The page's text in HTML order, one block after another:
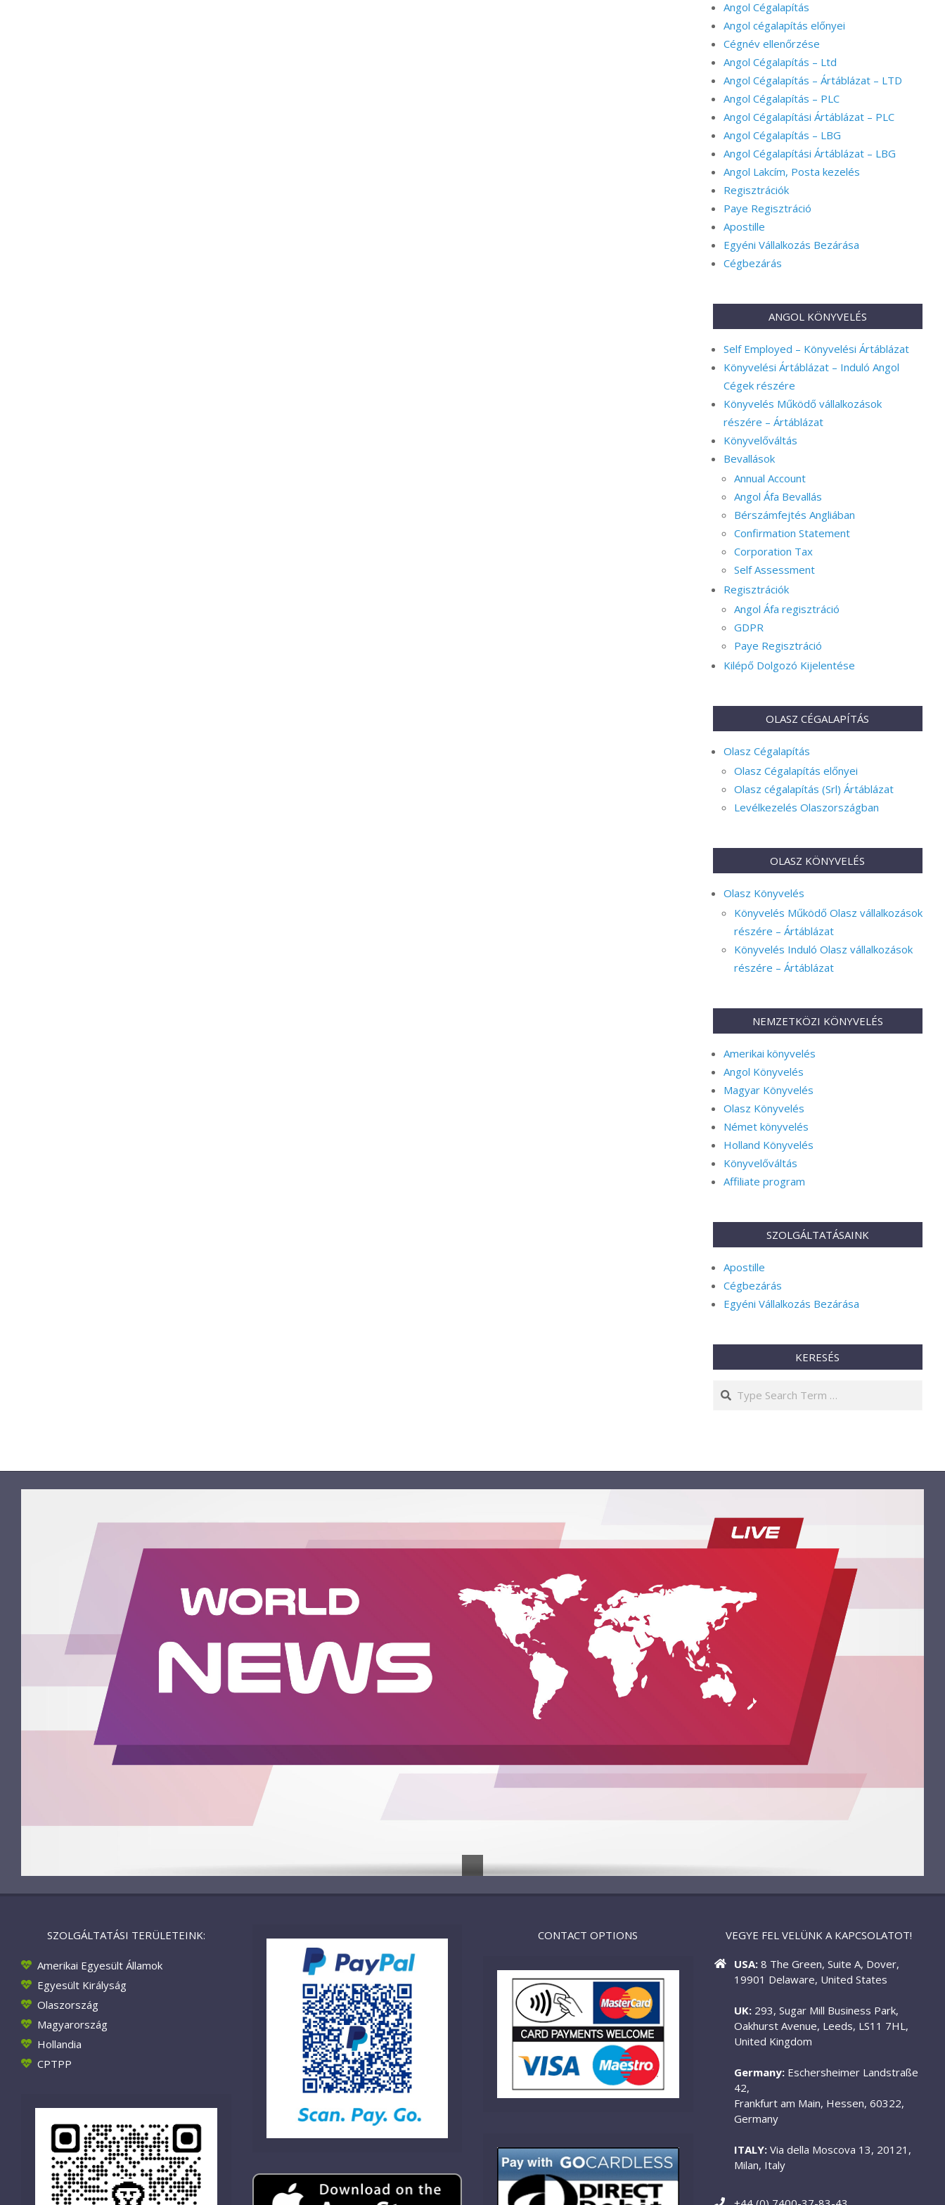
Angol Cégalapítás
Angol cégalapítás előnyei
Cégnév ellenőrzése
Angol Cégalapítás – Ltd
Angol Cégalapítás – Ártáblázat – LTD
Angol Cégalapítás – PLC
Angol Cégalapítási Ártáblázat – PLC
Angol Cégalapítás – LBG
Angol Cégalapítási Ártáblázat – LBG
Angol Lakcím, Posta kezelés
Regisztrációk
Paye Regisztráció
Apostille
Egyéni Vállalkozás Bezárása
Cégbezárás
ANGOL KÖNYVELÉS
Self Employed – Könyvelési Ártáblázat
Könyvelési Ártáblázat – Induló Angol
Cégek részére
Könyvelés Működő vállalkozások
részére – Ártáblázat
Könyvelőváltás
Bevallások
Annual Account
Angol Áfa Bevallás
Bérszámfejtés Angliában
Confirmation Statement
Corporation Tax
Self Assessment
Regisztrációk
Angol Áfa regisztráció
GDPR
Paye Regisztráció
Kilépő Dolgozó Kijelentése
OLASZ CÉGALAPÍTÁS
Olasz Cégalapítás
Olasz Cégalapítás előnyei
Olasz cégalapítás (Srl) Ártáblázat
Levélkezelés Olaszországban
OLASZ KÖNYVELÉS
Olasz Könyvelés
Könyvelés Működő Olasz vállalkozások
részére – Ártáblázat
Könyvelés Induló Olasz vállalkozások
részére – Ártáblázat
NEMZETKÖZI KÖNYVELÉS
Amerikai könyvelés
Angol Könyvelés
Magyar Könyvelés
Olasz Könyvelés
Német könyvelés
Holland Könyvelés
Könyvelőváltás
Affiliate program
SZOLGÁLTATÁSAINK
Apostille
Cégbezárás
Egyéni Vállalkozás Bezárása
KERESÉS
Search
SZOLGÁLTATÁSI TERÜLETEINK:
Amerikai Egyesült Államok
Egyesült Királyság
Olaszország
Magyarország
Hollandia
CPTPP
CONTACT OPTIONS VEGYE FEL VELÜNK A KAPCSOLATOT!
USA: 8 The Green, Suite A, Dover,
19901 Delaware, United States
UK: 293, Sugar Mill Business Park,
Oakhurst Avenue, Leeds, LS11 7HL,
United Kingdom
Germany: Eschersheimer Landstraße
42,
Frankfurt am Main, Hessen, 60322,
Germany
ITALY: Via della Moscova 13, 20121,
Milan, Italy